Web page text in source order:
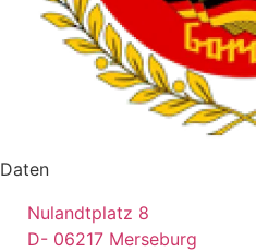
Daten
Nulandtplatz 8
D- 06217 Merseburg